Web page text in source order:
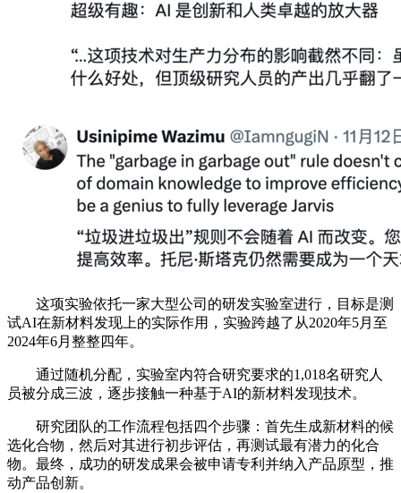
这项实验依托一家大型公司的研发实验室进行，目标是测
试AI在新材料发现上的实际作用，实验跨越了从2020年5月至
2024年6月整整四年。
通过随机分配，实验室内符合研究要求的1,018名研究人
员被分成三波，逐步接触一种基于AI的新材料发现技术。
研究团队的工作流程包括四个步骤：首先生成新材料的候
选化合物，然后对其进行初步评估，再测试最有潜力的化合
物。最终，成功的研发成果会被申请专利并纳入产品原型，推
动产品创新。